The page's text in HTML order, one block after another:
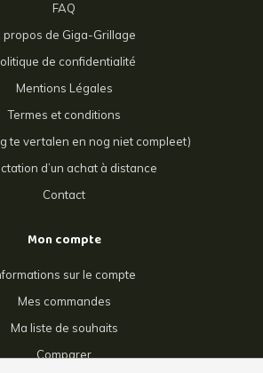
FAQ
propos de Giga-Grillage
de confidentialité
Mentions Légales
Termes et conditions
te vertalen en nog niet compleet)
d’un achat à distance
Contact
Mon compte
sur le compte
Mes commandes
Ma liste de souhaits
Comparer